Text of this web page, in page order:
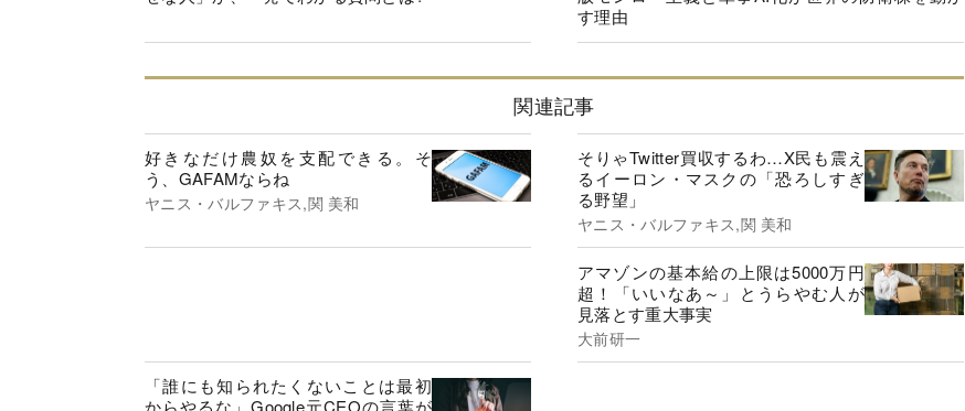
す理由
関連記事
好きなだけ農奴を支配できる。そ
う、GAFAMならね
ヤニス・バルファキス,関 美和
そりゃTwitter買収するわ…X民も震え
るイーロン・マスクの「恐ろしすぎ
る野望」
ヤニス・バルファキス,関 美和
アマゾンの基本給の上限は5000万円
超！「いいなあ～」とうらやむ人が
見落とす重大事実
大前研一
「誰にも知られたくないことは最初
からやるな」Google元CEOの言葉が